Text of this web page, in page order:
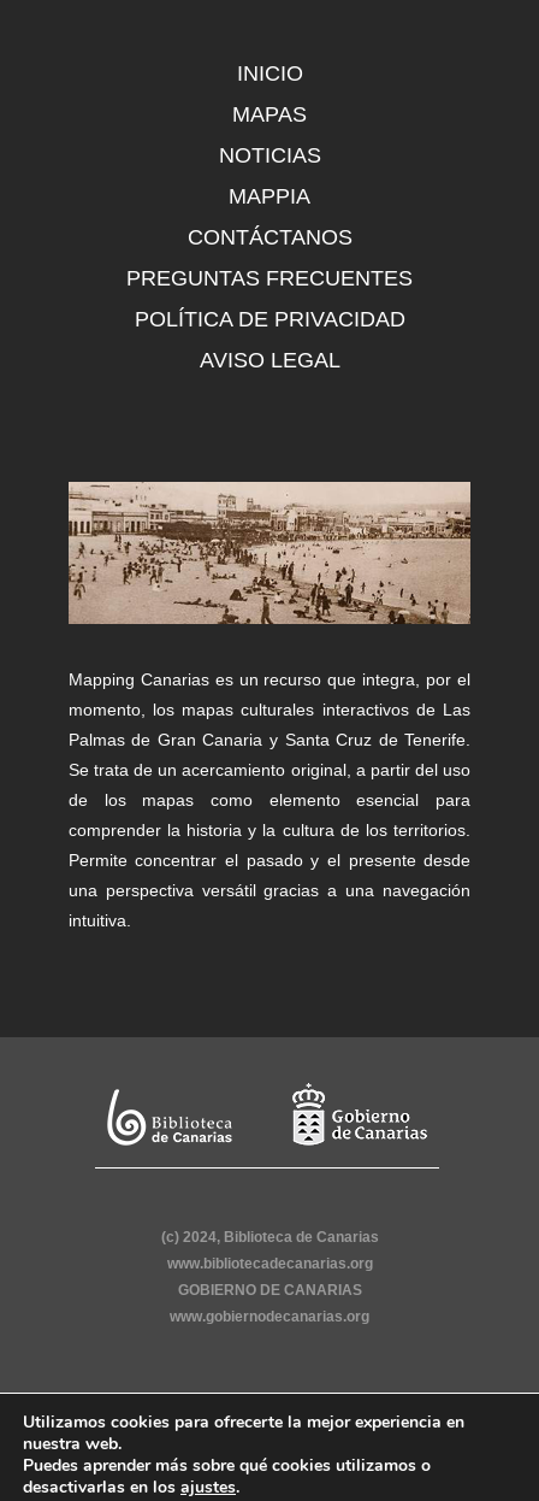
INICIO
MAPAS
NOTICIAS
MAPPIA
CONTÁCTANOS
PREGUNTAS FRECUENTES
POLÍTICA DE PRIVACIDAD
AVISO LEGAL
Mapping Canarias es un recurso que integra, por el
momento, los mapas culturales interactivos de Las
Palmas de Gran Canaria y Santa Cruz de Tenerife.
Se trata de un acercamiento original, a partir del uso
de los mapas como elemento esencial para
comprender la historia y la cultura de los territorios.
Permite concentrar el pasado y el presente desde
una perspectiva versátil gracias a una navegación
intuitiva.
(c) 2024, Biblioteca de Canarias
www.bibliotecadecanarias.org
GOBIERNO DE CANARIAS
www.gobiernodecanarias.org
Utilizamos cookies para ofrecerte la mejor experiencia en
nuestra web.
Puedes aprender más sobre qué cookies utilizamos o
desactivarlas en los ajustes.